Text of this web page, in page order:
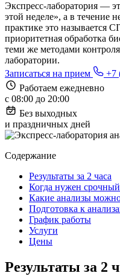
Экспресс-лаборатория —
этой неделе», а в течение
практике это называется
приоритетная обработка
теми же методами
лаборатории.
Записаться на прием
+7
Работаем ежедневно
с 08:00 до 20:00
Без выходных
и праздничных дней
Содержание
Результаты за 2 часа
Когда нужен
Какие анализы
Подготовка к
График работы
Услуги
Цены
Результаты за 2